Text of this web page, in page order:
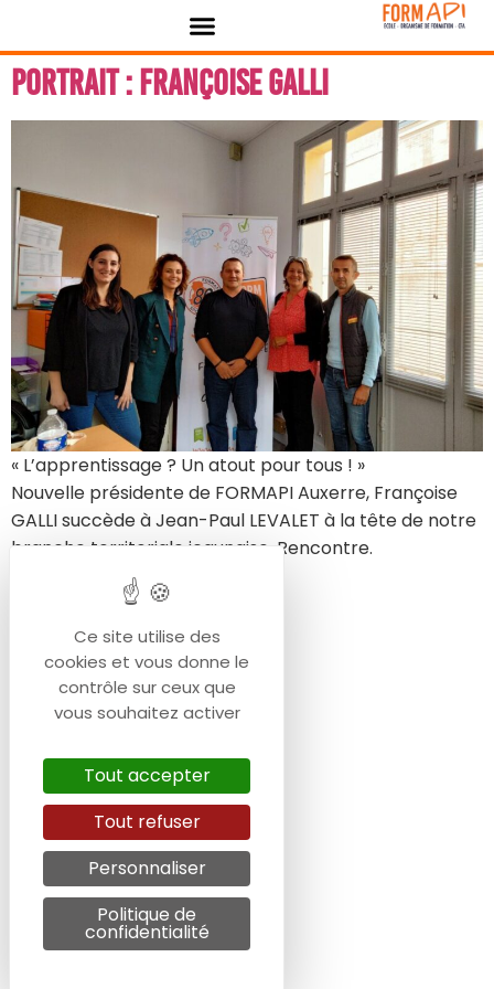
Portrait : Françoise GALLI
« L’apprentissage ? Un atout pour tous ! »
Nouvelle présidente de FORMAPI Auxerre, Françoise
GALLI succède à Jean-Paul LEVALET à la tête de notre
branche territoriale icaunaise. Rencontre.
Panneau de gestion des cookies
Ce site utilise des
cookies et vous donne le
contrôle sur ceux que
vous souhaitez activer
Tout accepter
Tout refuser
Personnaliser
Politique de
confidentialité